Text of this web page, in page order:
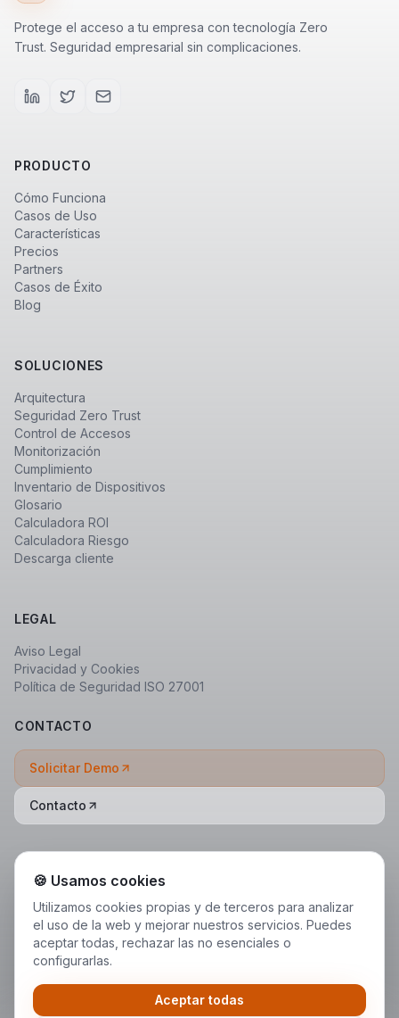
🍪 Usamos cookies
Utilizamos cookies propias y de terceros para analizar
el uso de la web y mejorar nuestros servicios. Puedes
aceptar todas, rechazar las no esenciales o
configurarlas.
Aceptar todas
Protege el acceso a tu empresa con tecnología Zero
Trust. Seguridad empresarial sin complicaciones.
PRODUCTO
Cómo Funciona
Casos de Uso
Características
Precios
Partners
Casos de Éxito
Blog
SOLUCIONES
Arquitectura
Seguridad Zero Trust
Control de Accesos
Monitorización
Cumplimiento
Inventario de Dispositivos
Glosario
Calculadora ROI
Calculadora Riesgo
Descarga cliente
LEGAL
Aviso Legal
Privacidad y Cookies
Política de Seguridad ISO 27001
CONTACTO
Solicitar Demo
Contacto